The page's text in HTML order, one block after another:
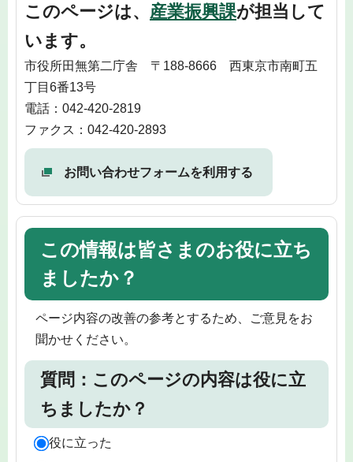
このページは、 産業振興課が担当して
います。
市役所田無第二庁舎 〒188-8666 西東京市南町五
丁目6番13号
電話：042-420-2819
ファクス：042-420-2893
お問い合わせフォームを利用する
この情報は皆さまのお役に立ち
ましたか？
ページ内容の改善の参考とするため、ご意見をお
聞かせください。
質問：このページの内容は役に立
ちましたか？
役に立った